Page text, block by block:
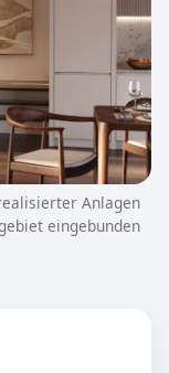
Anlagen
eingebunden